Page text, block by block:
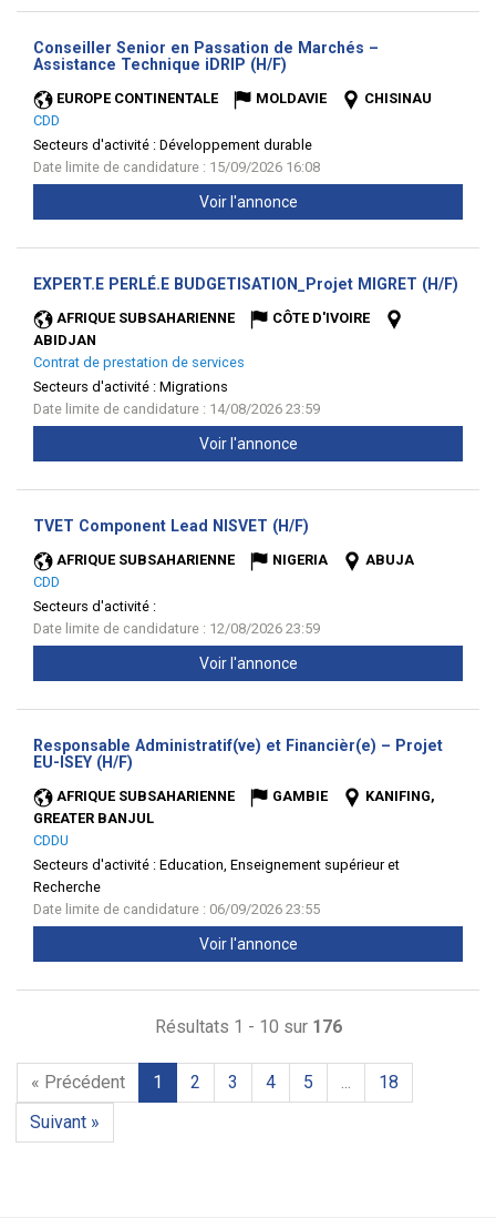
Conseiller Senior en Passation de Marchés –
Assistance Technique iDRIP (H/F)
EUROPE CONTINENTALE MOLDAVIE
CHISINAU
CDD
Secteurs d'activité : Développement durable
Date limite de candidature : 15/09/2026 16:08
Voir l'annonce
EXPERT.E PERLÉ.E BUDGETISATION_Projet MIGRET (H/F)
AFRIQUE SUBSAHARIENNE
CÔTE D'IVOIRE
ABIDJAN
Contrat de prestation de services
Secteurs d'activité : Migrations
Date limite de candidature : 14/08/2026 23:59
Voir l'annonce
TVET Component Lead NISVET (H/F)
AFRIQUE SUBSAHARIENNE NIGERIA
ABUJA
CDD
Secteurs d'activité :
Date limite de candidature : 12/08/2026 23:59
Voir l'annonce
Responsable Administratif(ve) et Financièr(e) – Projet
EU-ISEY (H/F)
AFRIQUE SUBSAHARIENNE GAMBIE
KANIFING,
GREATER BANJUL
CDDU
Secteurs d'activité : Education, Enseignement supérieur et
Recherche
Date limite de candidature : 06/09/2026 23:55
Voir l'annonce
Résultats 1 - 10 sur 176
« Précédent 1 2 3 4 5 ...
18
Suivant »